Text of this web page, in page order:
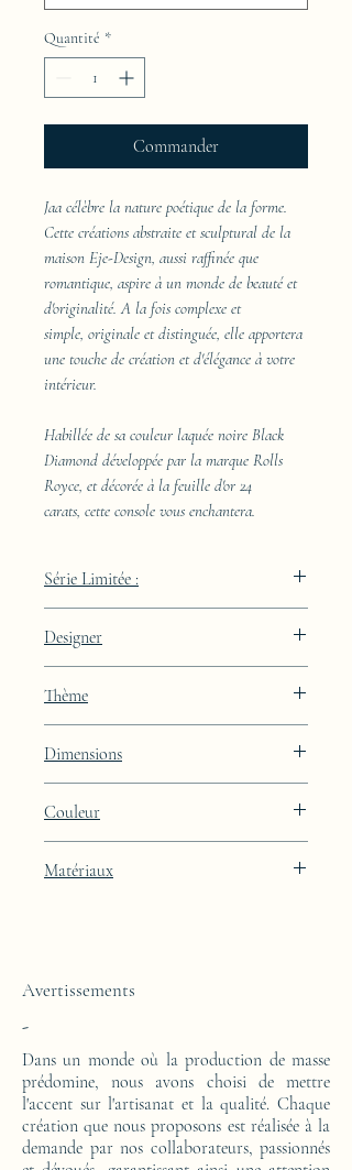
Quantité *
Commander
Jaa célèbre la nature poétique de la forme.
Cette créations abstraite et sculptural de la
maison Eje-Design, aussi raffinée que
romantique, aspire à un monde de beauté et
d'originalité. A la fois complexe et
simple, originale et distinguée, elle apportera
une touche de création et d'élégance à votre
intérieur.
Habillée de sa couleur laquée noire Black
Diamond développée par la marque Rolls
Royce, et décorée à la feuille d'or 24
carats, cette console vous enchantera.
Série Limitée :
Designer
Thème
Dimensions
Profondeur : 27cm
Couleur
intégration de feuille d'or 24k
Matériaux
Avertissements
-
Dans un monde où la production de masse
prédomine, nous avons choisi de mettre
l'accent sur l'artisanat et la qualité. Chaque
création que nous proposons est réalisée à la
demande par nos collaborateurs, passionnés